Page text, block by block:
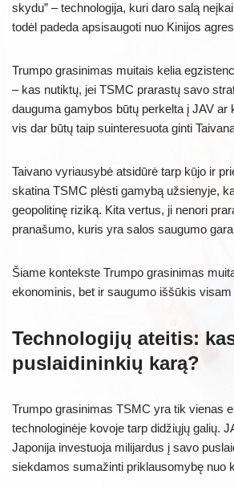
skydu” – technologija, kuri daro salą
todėl padeda apsisaugoti nuo Kinijos
Trumpo grasinimas muitais kelia
– kas nutiktų, jei TSMC prarastų savo
dauguma gamybos būtų perkelta į JAV ar
vis dar būtų taip suinteresuota ginti
Taivano vyriausybė atsidūrė tarp kūjo ir
skatina TSMC plėsti gamybą užsienyje,
geopolitinę riziką. Kita vertus, ji nenori
pranašumo, kuris yra salos saugumo
Šiame kontekste Trumpo grasinimas
ekonominis, bet ir saugumo iššūkis visam
Technologijų ateitis:
puslaidininkių karą?
Trumpo grasinimas TSMC yra tik vienas
technologinėje kovoje tarp didžiųjų galių.
Japonija investuoja milijardus į savo
siekdamos sumažinti priklausomybę nuo